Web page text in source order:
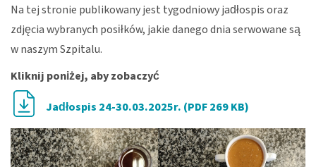
Na tej stronie publikowany jest tygodniowy jadłospis oraz
zdjęcia wybranych posiłków, jakie danego dnia serwowane są
w naszym Szpitalu.
Kliknij poniżej, aby zobaczyć
Jadłospis 24-30.03.2025r. (PDF 269 KB)